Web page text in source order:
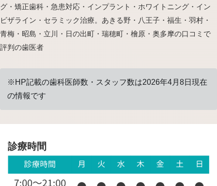
グ・矯正歯科・急患対応・インプラント・ホワイトニング・イン
ビザライン・セラミック治療。あきる野・八王子・福生・羽村・
青梅・昭島・立川・日の出町・瑞穂町・檜原・奥多摩の口コミで
評判の歯医者
※HP記載の歯科医師数・スタッフ数は2026年4月8日現在
の情報です
診療時間